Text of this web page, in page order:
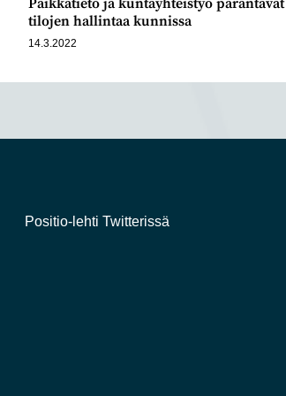
tilojen hallintaa kunnissa
14.3.2022
Positio-lehti Twitterissä